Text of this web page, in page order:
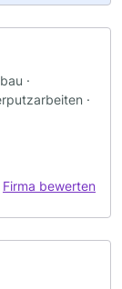
·
·
Firma bewerten